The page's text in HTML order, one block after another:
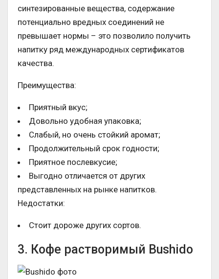
синтезированные вещества, содержание
потенциально вредных соединений не
превышает нормы – это позволило получить
напитку ряд международных сертификатов
качества.
Преимущества:
Приятный вкус;
Довольно удобная упаковка;
Слабый, но очень стойкий аромат;
Продолжительный срок годности;
Приятное послевкусие;
Выгодно отличается от других
представленных на рынке напитков.
Недостатки:
Стоит дороже других сортов.
3. Кофе растворимый Bushido